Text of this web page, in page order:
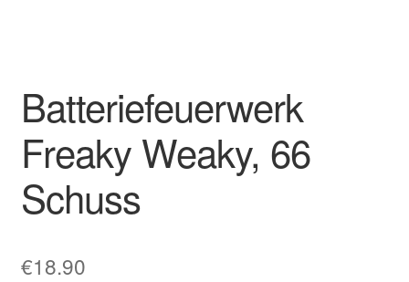
Batteriefeuerwerk
Freaky Weaky, 66
Schuss
€18.90